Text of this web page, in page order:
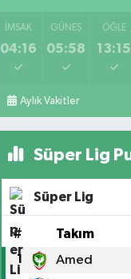
İMSAK
04:16
GÜNEŞ
05:58
ÖĞLE
13:15
Aylık Vakitler
Süper Lig
Süper Lig
# Takım
1 Amed